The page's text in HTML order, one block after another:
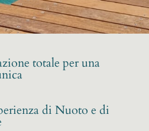
totale per una
di Nuoto e di